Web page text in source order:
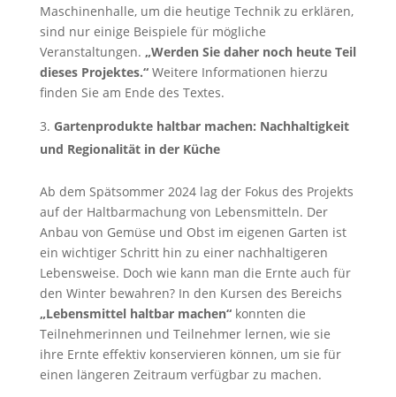
Maschinenhalle, um die heutige Technik zu erklären,
sind nur einige Beispiele für mögliche
Veranstaltungen. „Werden Sie daher noch heute Teil
dieses Projektes.“Weitere Informationen hierzu
finden Sie am Ende des Textes.
Gartenprodukte haltbar machen: Nachhaltigkeit
und Regionalität in der Küche
Ab dem Spätsommer 2024 lag der Fokus des Projekts
auf der Haltbarmachung von Lebensmitteln. Der
Anbau von Gemüse und Obst im eigenen Garten ist
ein wichtiger Schritt hin zu einer nachhaltigeren
Lebensweise. Doch wie kann man die Ernte auch für
den Winter bewahren? In den Kursen des Bereichs
„Lebensmittel haltbar machen“konnten die
Teilnehmerinnen und Teilnehmer lernen, wie sie
ihre Ernte effektiv konservieren können, um sie für
einen längeren Zeitraum verfügbar zu machen.